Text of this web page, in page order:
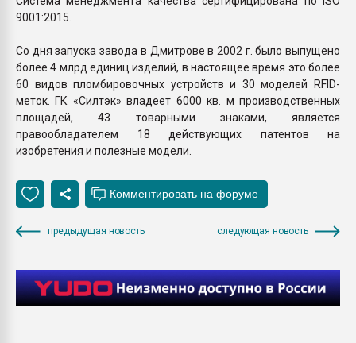
9001:2015.
Со дня запуска завода в Дмитрове в 2002 г. было выпущено
более 4 млрд единиц изделий, в настоящее время это более
60 видов пломбировочных устройств и 30 моделей RFID-
меток. ГК «Силтэк» владеет 6000 кв. м производственных
площадей, 43 товарными знаками, является
правообладателем 18 действующих патентов на
изобретения и полезные модели.
предыдущая новость следующая новость